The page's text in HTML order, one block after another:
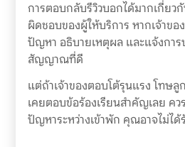
การตอบกลับรีวิวบอกได้มากเกี่ยว
ผิดชอบของผู้ให้บริการ หากเจ้าข
ปัญหา อธิบายเหตุผล และแจ้งการ
สัญญาณที่ดี
แต่ถ้าเจ้าของตอบโต้รุนแรง โทษลู
เคยตอบข้อร้องเรียนสำคัญเลย คว
ปัญหาระหว่างเข้าพัก คุณอาจไม่ไ